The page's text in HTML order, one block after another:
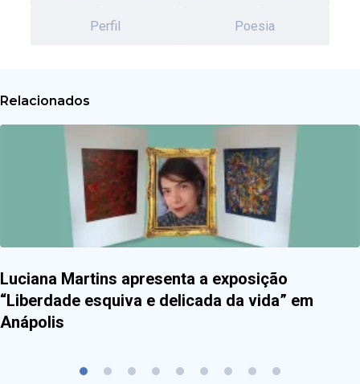
Perfil Poesia
Relacionados
Luciana Martins apresenta a exposição
“Liberdade esquiva e delicada da vida” em
Anápolis